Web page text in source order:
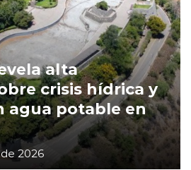
alta
crisis hídrica y
agua potable en
2026